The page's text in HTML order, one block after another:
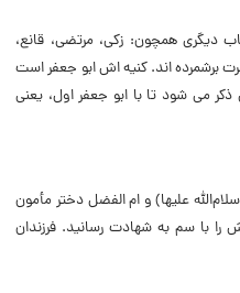
دیگرى همچون: زکى، مرتضى، قانع،
برشمرده‌ اند. کنیه‌ اش ابو جعفر است
ذکر مى‌ شود تا با ابو جعفر اول، یعنى
علیها) و ام الفضل دختر مأمون
با سم به شهادت رسانید. فرزندان